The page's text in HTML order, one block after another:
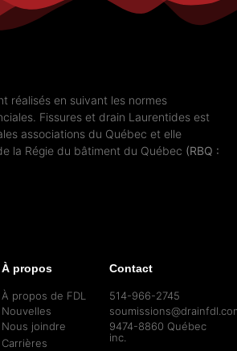
réalisés en suivant les normes
Fissures et drain Laurentides est
associations du Québec et elle
la Régie du bâtiment du Québec (RBQ :
À propos
À propos de FDL
Nouvelles
Nous joindre
Carrières
Contact
514-966-2745
9474-8860 Québec
inc.